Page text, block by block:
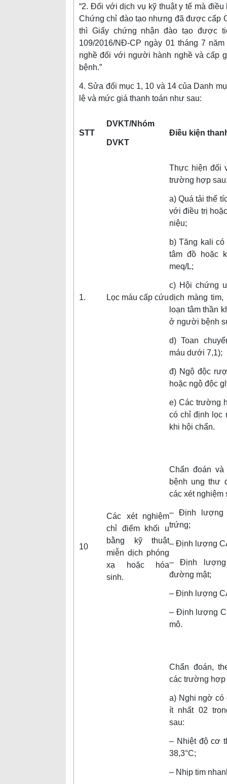
“2. Đối với dịch vụ kỹ thuật y tế mà
Chứng chỉ đào tạo nhưng đã được cấp
thì Giấy chứng nhận đào tạo được
109/2016/NĐ-CP ngày 01 tháng 7
nghề đối với người hành nghề và cấp
bệnh.”
4. Sửa đổi mục 1, 10 và 14 của Danh
lệ và mức giá thanh toán như sau:
STT
DVKT/Nhóm
DVKT
Điều kiện
1. Lọc máu cấp cứu
Thực hiện đối
trường hợp
a) Quá tải thể
với điều trị
niệu;
b) Tăng kali
tâm đồ hoặc
meq/L;
c) Hội chứng
dịch màng
loạn tâm thần
ở người bệnh
d) Toan
máu dưới 7,1);
đ) Ngộ độc
hoặc ngộ độc
e) Các trường
có chỉ định lọc
khi hội chẩn.
10
Các xét nghiệm
chỉ điểm khối u
bằng kỹ thuật
miễn dịch phóng
xạ hoặc hóa
sinh.
Chẩn đoán
bệnh ung thư
các xét nghiệm
– Định lượng
trứng;
– Định lượng
– Định lượng
đường mật;
– Định lượng
– Định lượng
mô.
Chẩn đoán,
các trường hợp
a) Nghi ngờ có
ít nhất 02
sau:
– Nhiệt độ cơ
38,3°C;
– Nhịp tim